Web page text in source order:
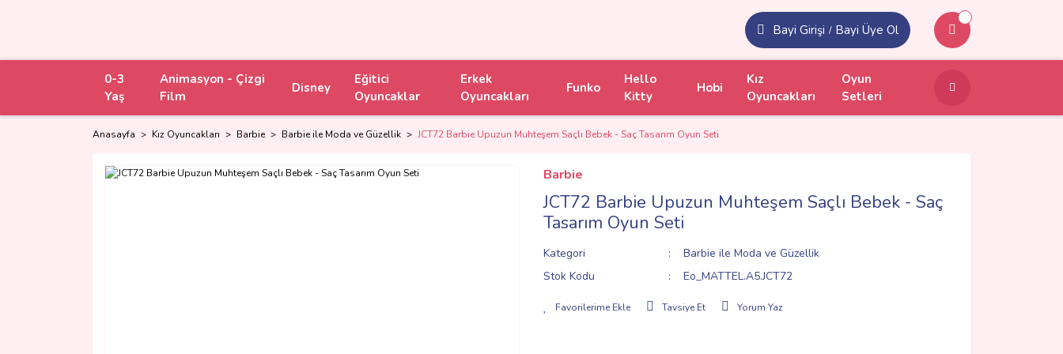
Bayi Girişi / Bayi Üye Ol
0-3
Yaş
Animasyon - Çizgi
Film
Disney
Eğitici
Oyuncaklar
Erkek
Oyuncakları
Funko
Hello
Kitty
Hobi
Kız
Oyuncakları
Oyun
Setleri
Anasayfa Kız Oyuncakları Barbie Barbie ile Moda ve Güzellik JCT72 Barbie Upuzun Muhteşem Saçlı Bebek - Saç Tasarım Oyun Seti
Barbie
JCT72 Barbie Upuzun Muhteşem Saçlı Bebek - Saç
Tasarım Oyun Seti
Kategori
Barbie ile Moda ve Güzellik
Stok Kodu
Eo_MATTEL.A5.JCT72
Tavsiye Et Yorum Yaz